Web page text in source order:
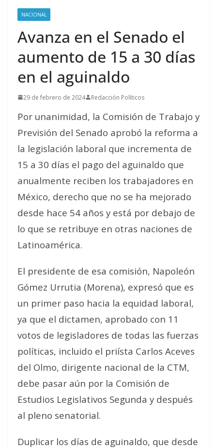
NACIONAL
Avanza en el Senado el
aumento de 15 a 30 días
en el aguinaldo
29 de febrero de 2024 Redacción Políticos
Por unanimidad, la Comisión de Trabajo y
Previsión del Senado aprobó la reforma a
la legislación laboral que incrementa de
15 a 30 días el pago del aguinaldo que
anualmente reciben los trabajadores en
México, derecho que no se ha mejorado
desde hace 54 años y está por debajo de
lo que se retribuye en otras naciones de
Latinoamérica.
El presidente de esa comisión, Napoleón
Gómez Urrutia (Morena), expresó que es
un primer paso hacia la equidad laboral,
ya que el dictamen, aprobado con 11
votos de legisladores de todas las fuerzas
políticas, incluido el priísta Carlos Aceves
del Olmo, dirigente nacional de la CTM,
debe pasar aún por la Comisión de
Estudios Legislativos Segunda y después
al pleno senatorial.
Duplicar los días de aguinaldo, que desde